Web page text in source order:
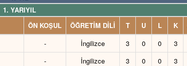
1. YARIYIL
ÖN KOŞUL ÖĞRETİM DİLİ T U L K
- İngilizce 3 0 0 3
- İngilizce 3 0 0 3